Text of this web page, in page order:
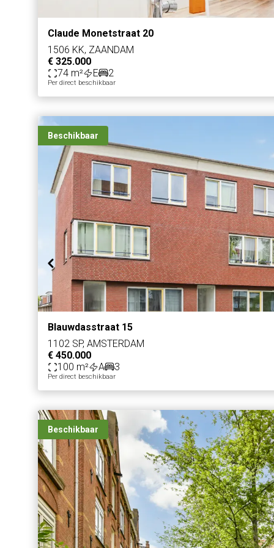
Claude Monetstraat 20
1506 KK, ZAANDAM
€ 325.000
74 m²
E 2
Per direct beschikbaar
Beschikbaar
Blauwdasstraat 15
1102 SP, AMSTERDAM
€ 450.000
100 m²
A 3
Per direct beschikbaar
Beschikbaar